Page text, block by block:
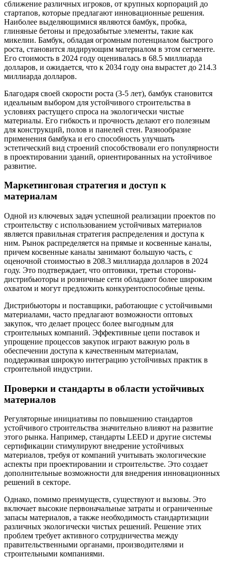
сближение различных игроков, от крупных корпораций до
стартапов, которые предлагают инновационные решения.
Наиболее выделяющимися являются бамбук, пробка,
глиняные бетоны и предозабытые элементы, такие как
микелии. Бамбук, обладая огромным потенциалом быстрого
роста, становится лидирующим материалом в этом сегменте.
Его стоимость в 2024 году оценивалась в 68.5 миллиарда
долларов, и ожидается, что к 2034 году она вырастет до 214.3
миллиарда долларов.
Благодаря своей скорости роста (3-5 лет), бамбук становится
идеальным выбором для устойчивого строительства в
условиях растущего спроса на экологически чистые
материалы. Его гибкость и прочность делают его полезным
для конструкций, полов и панелей стен. Разнообразие
применения бамбука и его способность улучшать
эстетический вид строений способствовали его популярности
в проектировании зданий, ориентированных на устойчивое
развитие.
Маркетинговая стратегия и доступ к
материалам
Одной из ключевых задач успешной реализации проектов по
строительству с использованием устойчивых материалов
является правильная стратегия распределения и доступа к
ним. Рынок распределяется на прямые и косвенные каналы,
причем косвенные каналы занимают большую часть, с
оценочной стоимостью в 208.3 миллиарда долларов в 2024
году. Это подтверждает, что оптовики, третьи стороны-
дистрибьюторы и розничные сети обладают более широким
охватом и могут предложить конкурентоспособные цены.
Дистрибьюторы и поставщики, работающие с устойчивыми
материалами, часто предлагают возможности оптовых
закупок, что делает процесс более выгодным для
строительных компаний. Эффективные цепи поставок и
упрощение процессов закупок играют важную роль в
обеспечении доступа к качественным материалам,
поддерживая широкую интеграцию устойчивых практик в
строительной индустрии.
Проверки и стандарты в области устойчивых
материалов
Регуляторные инициативы по повышению стандартов
устойчивого строительства значительно влияют на развитие
этого рынка. Например, стандарты LEED и другие системы
сертификации стимулируют внедрение устойчивых
материалов, требуя от компаний учитывать экологические
аспекты при проектировании и строительстве. Это создает
дополнительные возможности для внедрения инновационных
решений в секторе.
Однако, помимо преимуществ, существуют и вызовы. Это
включает высокие первоначальные затраты и ограниченные
запасы материалов, а также необходимость стандартизации
различных экологически чистых решений. Решение этих
проблем требует активного сотрудничества между
правительственными органами, производителями и
строительными компаниями.